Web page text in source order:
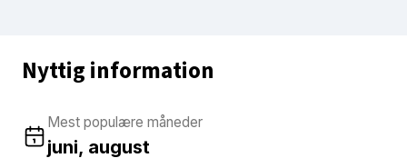
Nyttig information
Mest populære måneder
juni, august